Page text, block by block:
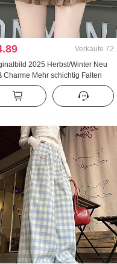
Verkäufe 72
2025 Herbst/Winter Neu
Charme Mehr schichtig Falten
Hohe Taille Volantrock
Rock Damen